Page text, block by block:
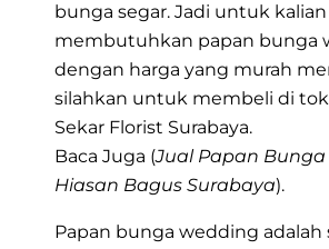
bunga segar. Jadi untuk
membutuhkan papan bunga
dengan harga yang murah
silahkan untuk membeli di
Sekar Florist Surabaya.
Baca Juga (Jual Papan
Hiasan Bagus Surabaya).
Papan bunga wedding adalah